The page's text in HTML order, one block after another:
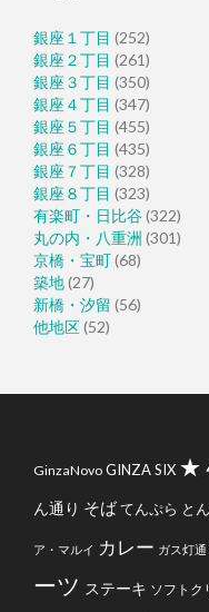
銀座１丁目 (252)
銀座２丁目 (261)
銀座３丁目 (350)
銀座４丁目 (347)
銀座５丁目 (455)
銀座６丁目 (435)
銀座７丁目 (328)
銀座８丁目 (323)
有楽町・日比谷(322)
丸の内・八重洲 (301)
京橋・宝町(68)
築地(27)
新橋・汐留 (56)
他地区(52)
GinzaNovo GINZA SIX ★
ん通り そばてんぷら と
ア・マルイ カレー ガス灯通
ーツ ステーキ ソフトク